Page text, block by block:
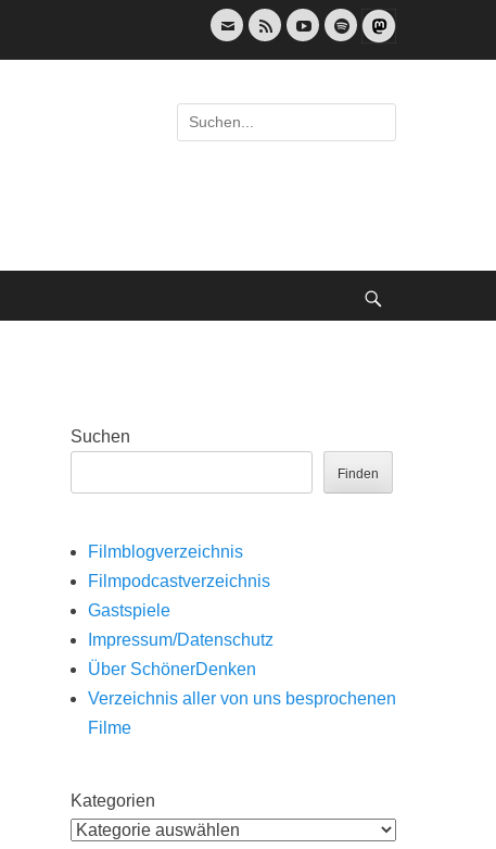
E-
Mail
Feed YouTubeSpotify
Suche
nach:
Suchen
Finden
Filmblogverzeichnis
Filmpodcastverzeichnis
Gastspiele
Impressum/Datenschutz
Über SchönerDenken
Verzeichnis aller von uns besprochenen
Filme
Kategorien